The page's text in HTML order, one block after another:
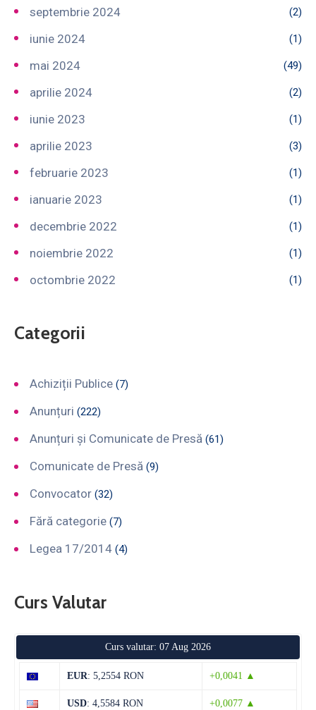
septembrie 2024 (2)
iunie 2024 (1)
mai 2024 (49)
aprilie 2024 (2)
iunie 2023 (1)
aprilie 2023 (3)
februarie 2023 (1)
ianuarie 2023 (1)
decembrie 2022 (1)
noiembrie 2022 (1)
octombrie 2022 (1)
Categorii
Achiziții Publice (7)
Anunțuri (222)
Anunțuri și Comunicate de Presă (61)
Comunicate de Presă (9)
Convocator (32)
Fără categorie (7)
Legea 17/2014 (4)
Curs Valutar
Curs valutar: 07 Aug 2026
EUR: 5,2554 RON +0,0041 ▲
USD: 4,5584 RON +0,0077 ▲